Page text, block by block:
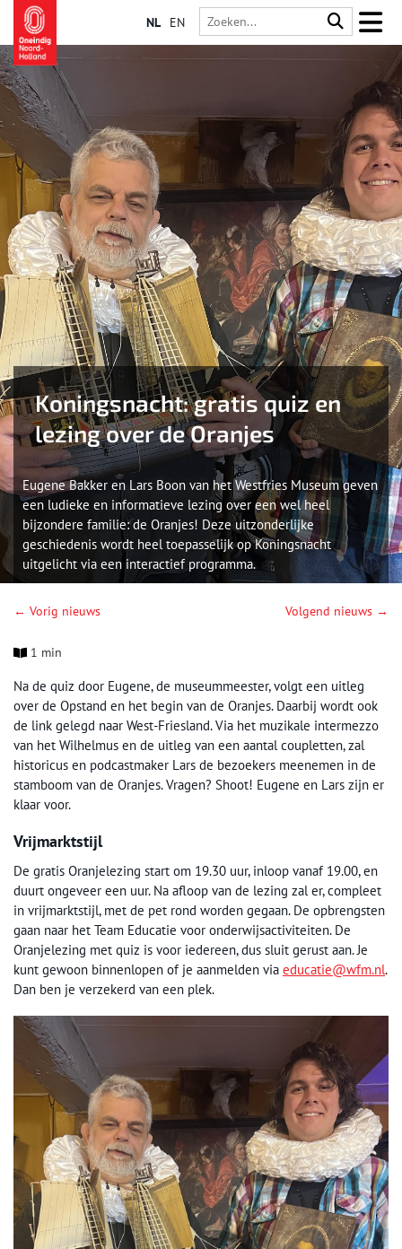
NL EN
Koningsnacht: gratis quiz en
lezing over de Oranjes
Eugene Bakker en Lars Boon van het Westfries Museum geven
een ludieke en informatieve lezing over een wel heel
bijzondere familie: de Oranjes! Deze uitzonderlijke
geschiedenis wordt heel toepasselijk op Koningsnacht
uitgelicht via een interactief programma.
← Vorig nieuws Volgend nieuws →
1 min
Na de quiz door Eugene, de museummeester, volgt een uitleg
over de Opstand en het begin van de Oranjes. Daarbij wordt ook
de link gelegd naar West-Friesland. Via het muzikale intermezzo
van het Wilhelmus en de uitleg van een aantal coupletten, zal
historicus en podcastmaker Lars de bezoekers meenemen in de
stamboom van de Oranjes. Vragen? Shoot! Eugene en Lars zijn er
klaar voor.
Vrijmarktstijl
De gratis Oranjelezing start om 19.30 uur, inloop vanaf 19.00, en
duurt ongeveer een uur. Na afloop van de lezing zal er, compleet
in vrijmarktstijl, met de pet rond worden gegaan. De opbrengsten
gaan naar het Team Educatie voor onderwijsactiviteiten. De
Oranjelezing met quiz is voor iedereen, dus sluit gerust aan. Je
kunt gewoon binnenlopen of je aanmelden via educatie@wfm.nl.
Dan ben je verzekerd van een plek.